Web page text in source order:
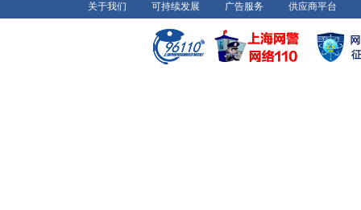
关于我们 可持续发展 广告服务 供应商平台